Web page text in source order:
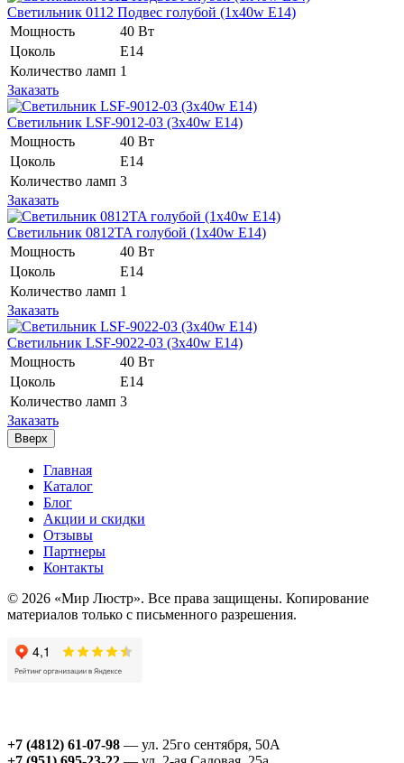
Светильник 0112 Подвес голубой (1x40w E14)
Мощность
40 Вт
Цоколь
Е14
Количество ламп 1
Заказать
Светильник LSF-9012-03 (3x40w E14)
Мощность
40 Вт
Цоколь
Е14
Количество ламп 3
Заказать
Светильник 0812TA голубой (1x40w E14)
Мощность
40 Вт
Цоколь
Е14
Количество ламп 1
Заказать
Светильник LSF-9022-03 (3x40w E14)
Мощность
40 Вт
Цоколь
Е14
Количество ламп 3
Заказать
Вверх
Главная
Каталог
Блог
Акции и скидки
Отзывы
Партнеры
Контакты
© 2026 «Мир Люстр». Все права защищены. Копирование
материалов только с письменного разрешения.
+7 (4812) 61-07-98 — ул. 25го сентября, 50А